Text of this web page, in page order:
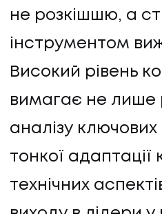
не розкішшю, а
інструментом
Високий рівень
вимагає не лише
аналізу ключових
тонкої адаптації
технічних